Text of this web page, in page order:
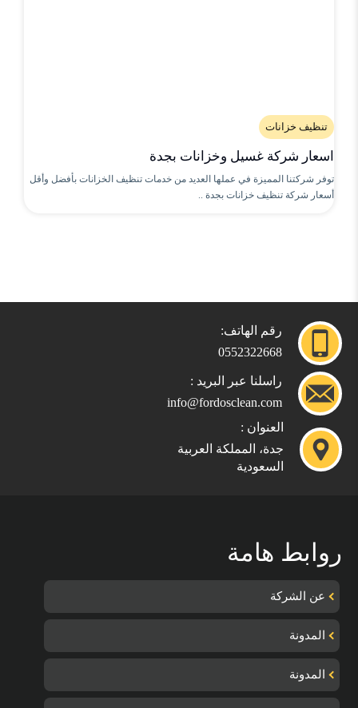
تنظيف خزانات
اسعار شركة غسيل وخزانات بجدة
توفر شركتنا المميزة في عملها العديد من خدمات تنظيف الخزانات بأفضل وأقل
أسعار شركة تنظيف خزانات بجدة ..
رقم الهاتف:
0552322668
راسلنا عبر البريد :
info@fordosclean.com
العنوان :
جدة، المملكة العربية
السعودية
روابط هامة
عن الشركة
المدونة
المدونة